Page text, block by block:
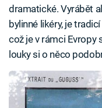
dramatické. Vyrábět
bylinné likéry, je
což je v rámci Evropy
louky si o něco